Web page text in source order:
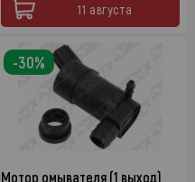
11 августа
Мотор омывателя (1 выход)
-30%